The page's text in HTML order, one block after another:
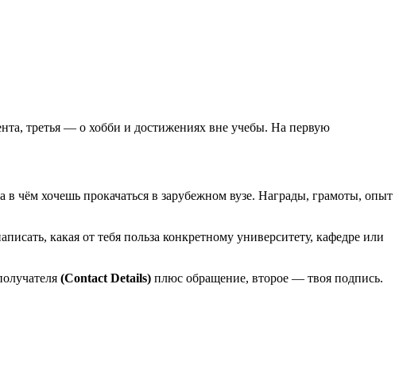
третья — о хобби и достижениях вне учебы. На первую
чём хочешь прокачаться в зарубежном вузе. Награды, грамоты, опыт
какая от тебя польза конкретному университету, кафедре или
(Contact Details) плюс обращение, второе — твоя подпись.